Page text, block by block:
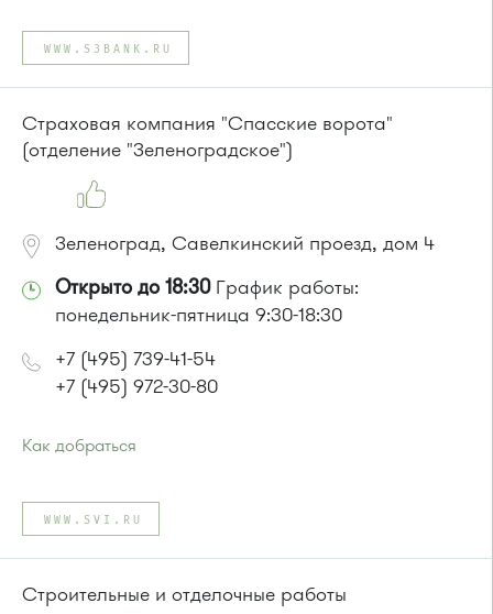
Автобусы № 2, 3, 9, 11, 19, 31, 32.
Маршрутка № 409м, 419м
или до остановки"Товары для дома":
Маршрутка № 408м, 419м, 476м
WWW.S3BANK.RU
Страховая компания "Спасские ворота"
(отделение "Зеленоградское")
Зеленоград, Савелкинский проезд, дом 4
Открыто до 18:30График работы:
понедельник-пятница 9:30-18:30
+7 (495) 739-41-54
+7 (495) 972-30-80
Как добраться
Автобусы № 2, 3, 9, 11, 19, 31, 32.
Маршрутка № 409м, 419м
или до остановки"Товары для дома":
Маршрутка № 408м, 419м, 476м
WWW.SVI.RU
Строительные и отделочные работы